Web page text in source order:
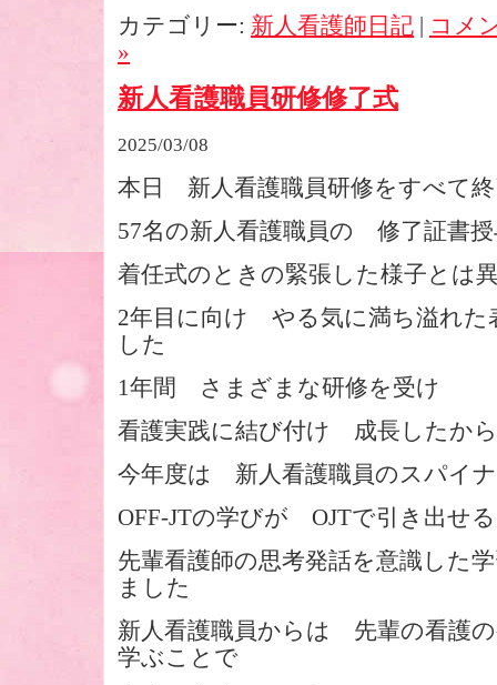
カテゴリー: 新人看護師日記 | コメ
»
新人看護職員研修修了式
2025/03/08
本日 新人看護職員研修をすべて
57名の新人看護職員の 修了証書
着任式のときの緊張した様子と
2年目に向け やる気に満ち溢れた
した
1年間 さまざまな研修を受け
看護実践に結び付け 成長したか
今年度は 新人看護職員のスパイ
OFF-JTの学びが OJTで引き出
先輩看護師の思考発話を意識した
ました
新人看護職員からは 先輩の看護
学ぶことで